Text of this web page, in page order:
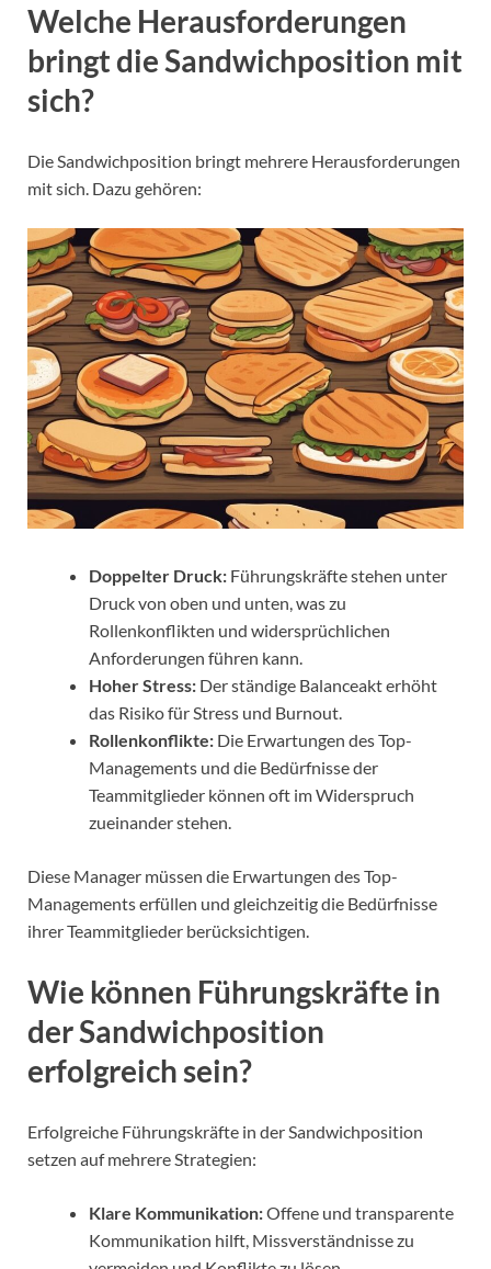
Welche Herausforderungen
bringt die Sandwichposition mit
sich?
Die Sandwichposition bringt mehrere Herausforderungen
mit sich. Dazu gehören:
Doppelter Druck: Führungskräfte stehen unter
Druck von oben und unten, was zu
Rollenkonflikten und widersprüchlichen
Anforderungen führen kann.
Hoher Stress: Der ständige Balanceakt erhöht
das Risiko für Stress und Burnout.
Rollenkonflikte: Die Erwartungen des Top-
Managements und die Bedürfnisse der
Teammitglieder können oft im Widerspruch
zueinander stehen.
Diese Manager müssen die Erwartungen des Top-
Managements erfüllen und gleichzeitig die Bedürfnisse
ihrer Teammitglieder berücksichtigen.
Wie können Führungskräfte in
der Sandwichposition
erfolgreich sein?
Erfolgreiche Führungskräfte in der Sandwichposition
setzen auf mehrere Strategien:
Klare Kommunikation:Offene und transparente
Kommunikation hilft, Missverständnisse zu